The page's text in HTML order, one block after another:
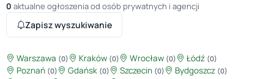
0 aktualne ogłoszenia od osób prywatnych i agencji
Zapisz wyszukiwanie
Warszawa (0) Kraków (0) Wrocław (0) Łódź (0)
Poznań (0) Gdańsk (0) Szczecin (0) Bydgoszcz (0)